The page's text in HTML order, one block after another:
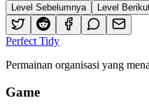
Level Sebelumnya Level
Perfect Tidy
Permainan organisasi yang
Game